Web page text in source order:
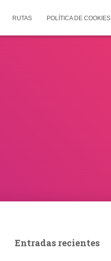
RUTAS POLÍTICA DE COOKIES
Entradas recientes